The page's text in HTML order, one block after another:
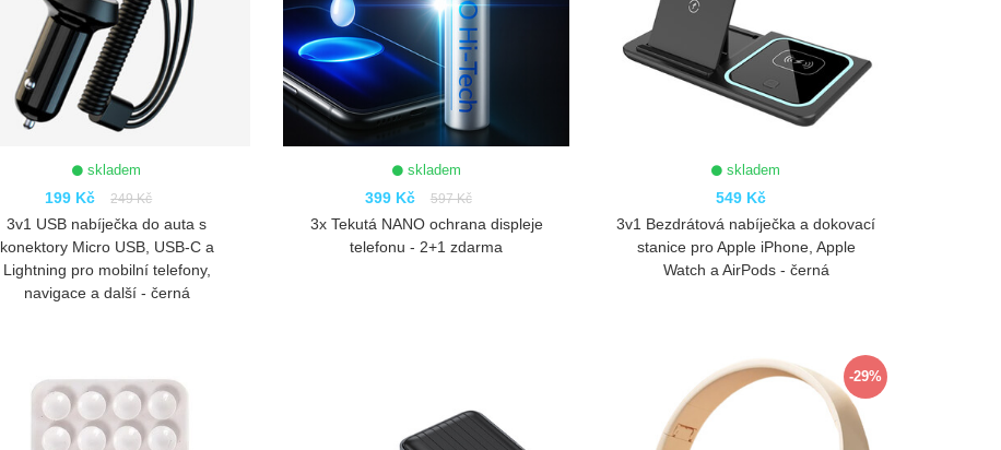
skladem
199 Kč 249 Kč
3v1 USB nabíječka do auta s
konektory Micro USB, USB-C a
Lightning pro mobilní telefony,
navigace a další - černá
skladem
399 Kč 597 Kč
3x Tekutá NANO ochrana displeje
telefonu - 2+1 zdarma
skladem
549 Kč
ZOBRAZIT
3v1 Bezdrátová nabíječka a dokovací
stanice pro Apple iPhone, Apple
Watch a AirPods - černá
-29%